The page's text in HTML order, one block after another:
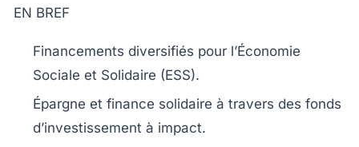
EN BREF
Financements diversifiés pour l’Économie
Sociale et Solidaire (ESS).
Épargne et finance solidaire à travers des fonds
d’investissement à impact.